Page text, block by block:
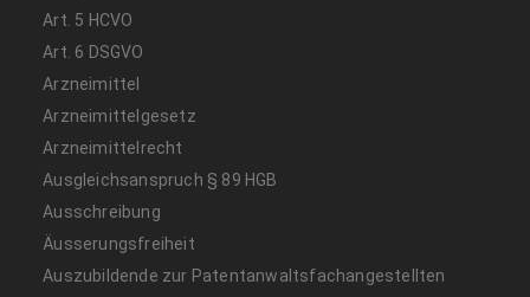
Art. 5 HCVO
Art. 6 DSGVO
Arzneimittel
Arzneimittelgesetz
Arzneimittelrecht
Ausgleichsanspruch § 89 HGB
Ausschreibung
Äusserungsfreiheit
Auszubildende zur Patentanwaltsfachangestellten